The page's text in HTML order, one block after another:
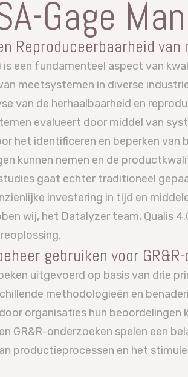
Gage
Reproduceerbaarheid
is een fundamenteel aspect van
meetsystemen in diverse
van de herhaalbaarheid en
evalueert door middel van
het identificeren en beperken
kunnen nemen en de
gaat echter traditioneel
investering in tijd en
wij, het Datalyzer team, Qualis
gebruiken voor
uitgevoerd op basis van drie
methodologieën en
organisaties hun beoordelingen
GR&R-onderzoeken spelen een
productieprocessen en het